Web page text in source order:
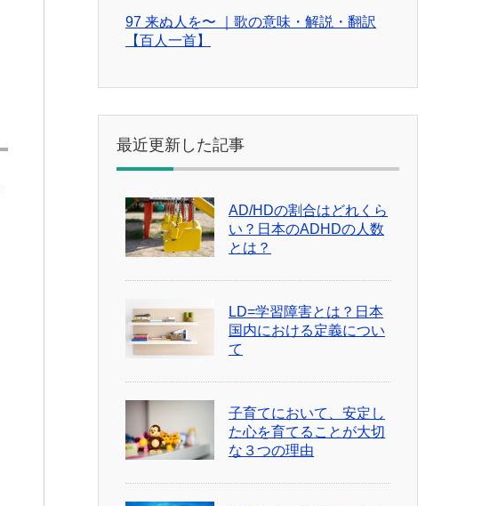
97 来ぬ人を〜 ｜歌の意味・解説・翻訳
【百人一首】
最近更新した記事
AD/HDの割合はどれくら
い？日本のADHDの人数
とは？
LD=学習障害とは？日本
国内における定義につい
て
子育てにおいて、安定し
た心を育てることが大切
な３つの理由